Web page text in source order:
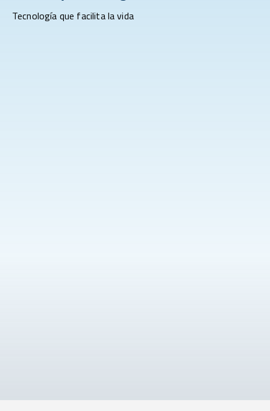
Tecnología que facilita la vida